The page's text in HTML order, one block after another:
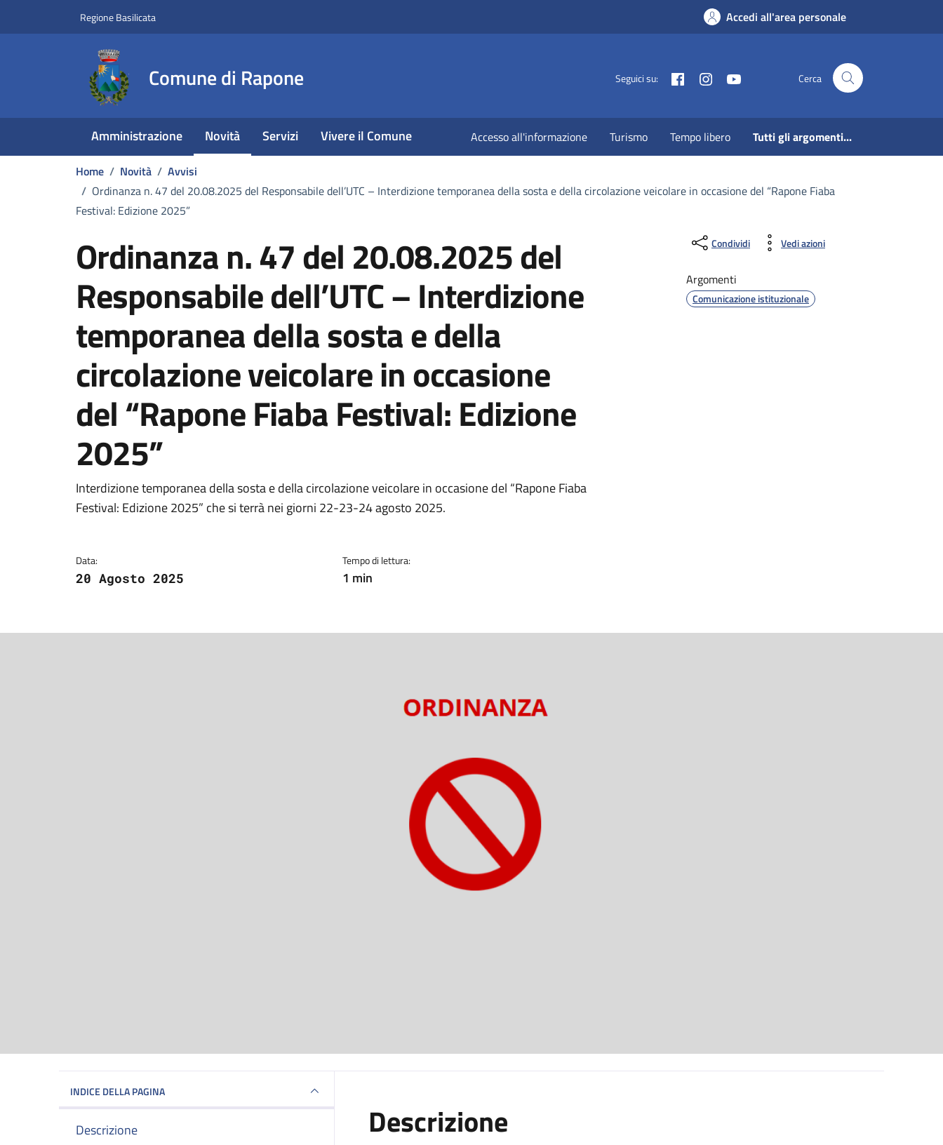
Regione Basilicata Accedi all'area personale
Comune di Rapone Seguici su: FacebookInstagram Cerca
Amministrazione Novità Servizi Vivere il Comune Accesso all'informazione Turismo Tempo libero Tutti gli argomenti...
Home / Novità / Avvisi
/ Ordinanza n. 47 del 20.08.2025 del Responsabile dell’UTC – Interdizione temporanea della sosta e della circolazione veicolare in occasione del “Rapone Fiaba
Festival: Edizione 2025”
Ordinanza n. 47 del 20.08.2025 del
Responsabile dell’UTC – Interdizione
temporanea della sosta e della
circolazione veicolare in occasione
del “Rapone Fiaba Festival: Edizione
2025”
Dettagli della notizia
Interdizione temporanea della sosta e della circolazione veicolare in occasione del “Rapone Fiaba
Festival: Edizione 2025” che si terrà nei giorni 22-23-24 agosto 2025.
Data:
20 Agosto 2025
Tempo di lettura:
1 min
Condividi Vedi azioni
Argomenti
Comunicazione istituzionale
INDICE DELLA PAGINA
Descrizione
Descrizione